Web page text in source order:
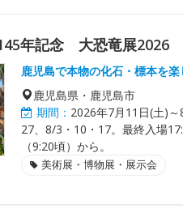
年記念 大恐竜展2026
鹿児島で本物の化石・標本を
鹿児島県・鹿児島市
期間： 2026年7月11日(土)
27、8/3・10・17。最終入場
（9:20頃）から。
美術展・博物展・展示会